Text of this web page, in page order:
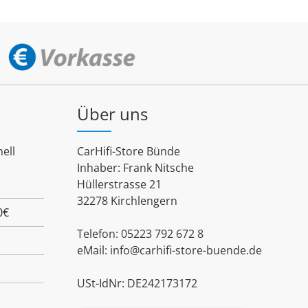
Über uns
CarHifi-Store Bünde
Inhaber: Frank Nitsche
Hüllerstrasse 21
32278 Kirchlengern
Telefon: 05223 792 672 8
eMail: info@carhifi-store-buende.de
USt-IdNr: DE242173172